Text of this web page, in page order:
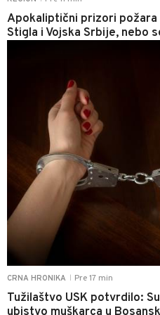
Apokaliptični prizori
Stigla i Vojska Srbije, nebo
CRNA HRONIKA Pre 17 min
Tužilaštvo USK potvrdilo: